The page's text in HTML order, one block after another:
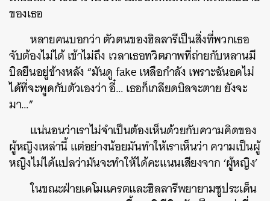
ของเธอ
หลายคนบอกว่า ตัวตนของฮิลลารีเป็นสิ่งที่พวกเธอ
จับต้องไม่ได้ เข้าไม่ถึง เวลาเธอทวิตภาพที่ถ่ายกับหลานมี
บิลยืนอยู่ข้างหลัง “มันดู fake เหลือกำลัง เพราะฉันอดไม่
ได้ที่จะพูดกับตัวเองว่า อี๋… เธอก็เกลียดบิลจะตาย ยังจะ
มา…”
แน่นอนว่าเราไม่จำเป็นต้องเห็นด้วยกับความคิดของ
ผู้หญิงเหล่านี้ แต่อย่างน้อยมันทำให้เราเห็นว่า ความเป็นผู้
หญิงไม่ได้แปลว่ามันจะทำให้ได้คะแนนเสียงจาก ‘ผู้หญิง’
ในขณะฝ่ายเดโมแครตและฮิลลารีพยายามชูประเด็น